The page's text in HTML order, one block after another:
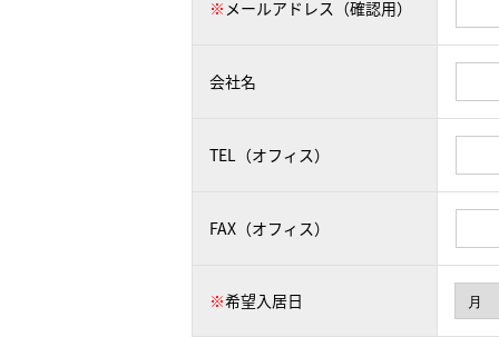
※ メールアドレス（確認用）
会社名
TEL（オフィス）
FAX（オフィス）
※希望入居日